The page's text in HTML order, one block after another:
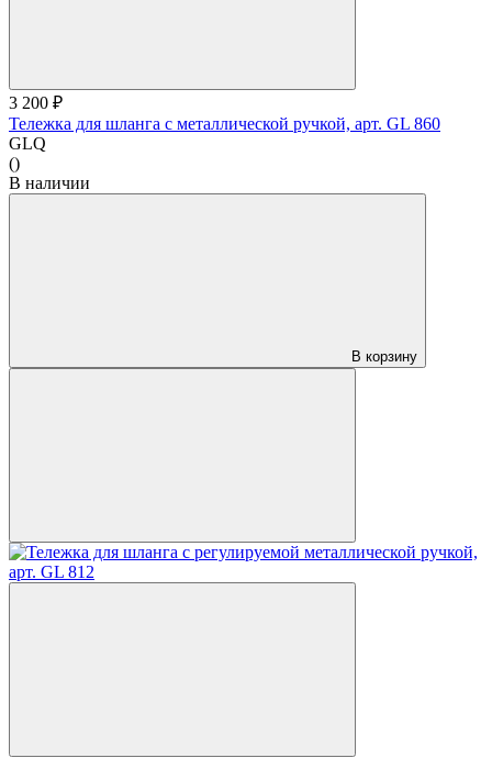
3 200 ₽
Тележка для шланга с металлической ручкой, арт. GL 860
GLQ
()
В наличии
В корзину